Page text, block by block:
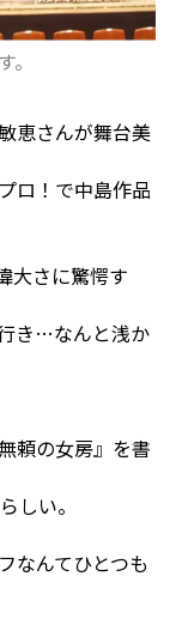
恵さんが舞台美
ロ！で中島作品
大さに驚愕す
き…なんと浅か
頼の女房』を書
しい。
なんてひとつも